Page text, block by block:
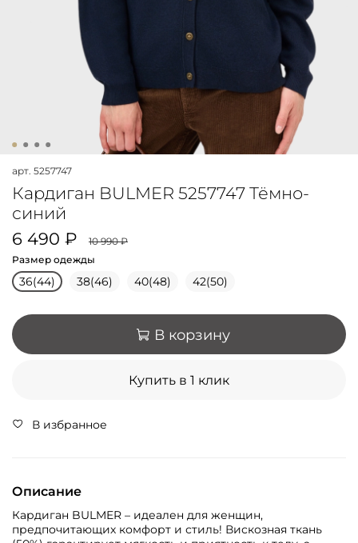
арт. 5257747
Кардиган BULMER 5257747 Тёмно-
синий
6 490 ₽
10 990 ₽
Размер одежды
36(44) 38(46) 40(48) 42(50)
В корзину
Купить в 1 клик
В избранное
Описание
Кардиган BULMER – идеален для женщин,
предпочитающих комфорт и стиль! Вискозная ткань